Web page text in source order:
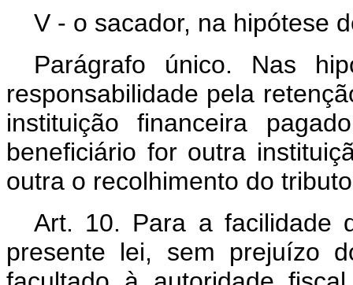
V - o sacador, na hipótese
Parágrafo único. Nas
responsabilidade pela
instituição financeira
beneficiário for outra
outra o recolhimento do
Art. 10. Para a facilidade
presente lei, sem prejuízo